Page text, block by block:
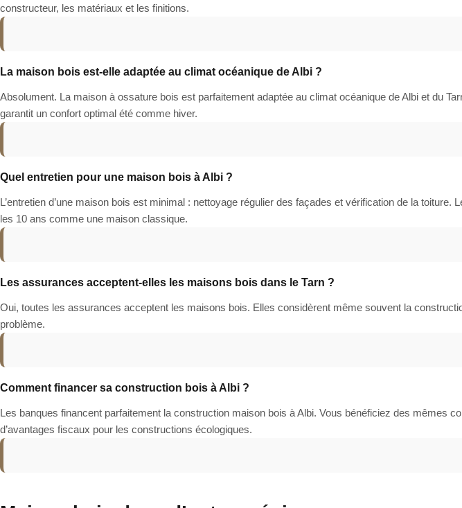
constructeur, les matériaux et les finitions.
La maison bois est-elle adaptée au climat océanique de Albi ?
Absolument. La maison à ossature bois est parfaitement adaptée au climat océanique de Albi et du
garantit un confort optimal été comme hiver.
Quel entretien pour une maison bois à Albi ?
L’entretien d’une maison bois est minimal : nettoyage régulier des façades et vérification de la
les 10 ans comme une maison classique.
Les assurances acceptent-elles les maisons bois dans le Tarn ?
Oui, toutes les assurances acceptent les maisons bois. Elles considèrent même souvent la
problème.
Comment financer sa construction bois à Albi ?
Les banques financent parfaitement la construction maison bois à Albi. Vous bénéficiez des mêmes
d’avantages fiscaux pour les constructions écologiques.